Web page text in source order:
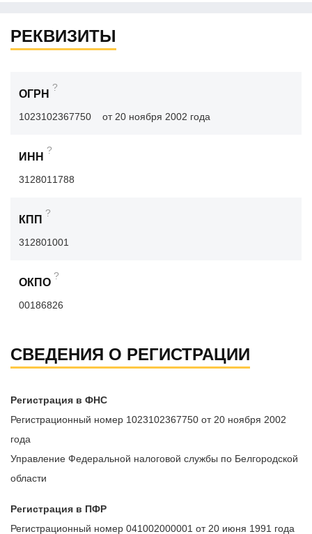
РЕКВИЗИТЫ
ОГРН
?
1023102367750 от 20 ноября 2002 года
ИНН
?
3128011788
КПП
?
312801001
ОКПО
?
00186826
СВЕДЕНИЯ О РЕГИСТРАЦИИ
Регистрация в ФНС
Регистрационный номер 1023102367750 от 20 ноября 2002
года
Управление Федеральной налоговой службы по Белгородской
области
Регистрация в ПФР
Регистрационный номер 041002000001 от 20 июня 1991 года